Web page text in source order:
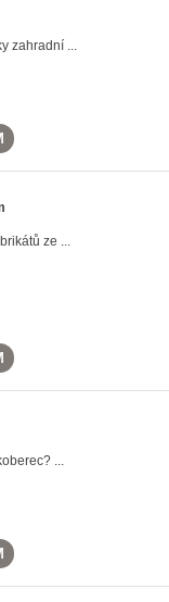
zahradní ...
ze ...
...